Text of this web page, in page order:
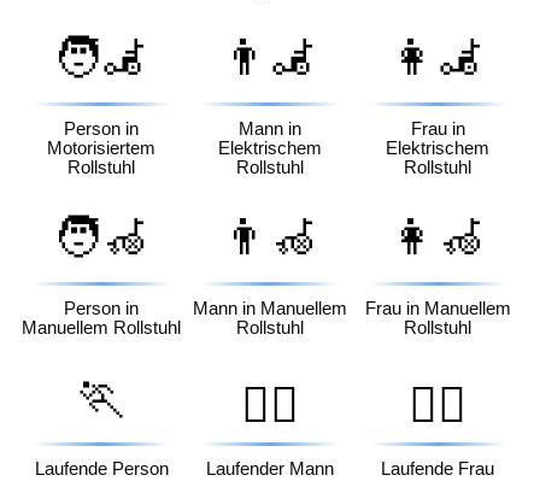
🧑‍🦼
Person in
Motorisiertem
Rollstuhl
👨‍🦼
Mann in
Elektrischem
Rollstuhl
👩‍🦼
Frau in
Elektrischem
Rollstuhl
🧑‍🦽
Person in
Manuellem Rollstuhl
👨‍🦽
Mann in Manuellem
Rollstuhl
👩‍🦽
Frau in Manuellem
Rollstuhl
🏃
Laufende Person
🏃‍♂️
Laufender Mann
🏃‍♀️
Laufende Frau